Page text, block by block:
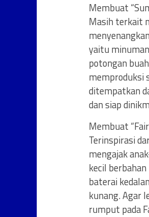
Membuat
Masih terkait
yaitu
potongan
memproduksi
ditempatkan
dan siap
Membuat
Terinspirasi
mengajak
kecil
baterai
kunang. Agar
rumput pada